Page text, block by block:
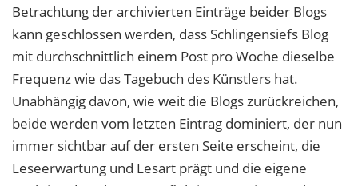
Betrachtung der archivierten Einträge beider Blogs
kann geschlossen werden, dass Schlingensiefs Blog
mit durchschnittlich einem Post pro Woche dieselbe
Frequenz wie das Tagebuch des Künstlers hat.
Unabhängig davon, wie weit die Blogs zurückreichen,
beide werden vom letzten Eintrag dominiert, der nun
immer sichtbar auf der ersten Seite erscheint, die
Leseerwartung und Lesart prägt und die eigene